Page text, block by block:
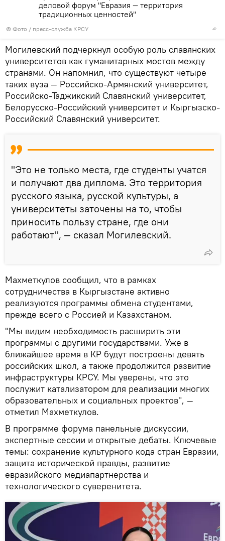
© Фото / пресс-служба КРСУ
деловой форум "Евразия — территория
традиционных ценностей"
Могилевский подчеркнул особую роль славянских
университетов как гуманитарных мостов между
странами. Он напомнил, что существуют четыре
таких вуза — Российско-Армянский университет,
Российско-Таджикский Славянский университет,
Белорусско-Российский университет и Кыргызско-
Российский Славянский университет.
"Это не только места, где студенты учатся
и получают два диплома. Это территория
русского языка, русской культуры, а
университеты заточены на то, чтобы
приносить пользу стране, где они
работают", — сказал Могилевский.
Махметкулов сообщил, что в рамках
сотрудничества в Кыргызстане активно
реализуются программы обмена студентами,
прежде всего с Россией и Казахстаном.
"Мы видим необходимость расширить эти
программы с другими государствами. Уже в
ближайшее время в КР будут построены девять
российских школ, а также продолжится развитие
инфраструктуры КРСУ. Мы уверены, что это
послужит катализатором для реализации многих
образовательных и социальных проектов", —
отметил Махметкулов.
В программе форума панельные дискуссии,
экспертные сессии и открытые дебаты. Ключевые
темы: сохранение культурного кода стран Евразии,
защита исторической правды, развитие
евразийского медиапартнерства и
технологического суверенитета.